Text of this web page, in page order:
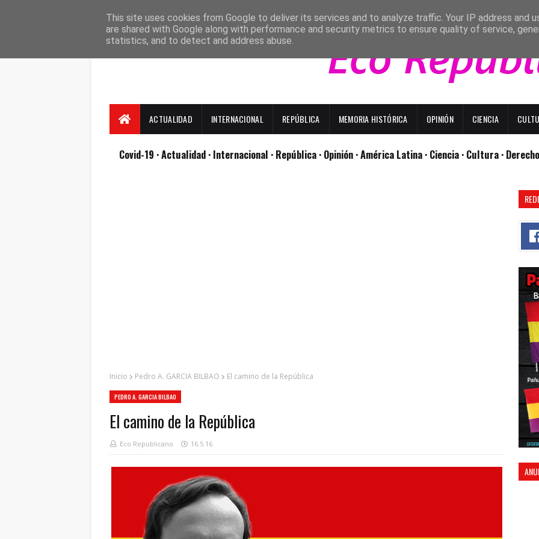
ACTUALIDAD INTERNACIONAL REPÚBLICA MEMORIA HISTÓRICA OPINIÓN CIENCIA
Covid-19 · Actualidad · Internacional · República · Opinión · América Latina · Ciencia · Cultura ·
Inicio Pedro A. GARCIA BILBAO El camino de la República
PEDRO A. GARCIA BILBAO
El camino de la República
Eco Republicano 16.5.16
This site uses cookies from Google to deliver its services and to analyze traffic. Your IP address and
are shared with Google along with performance and security metrics to ensure quality of service,
statistics, and to detect and address abuse.